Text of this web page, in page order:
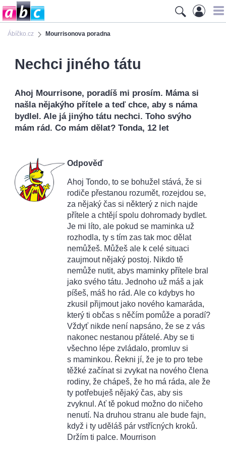
Ábíčko.cz Mourrisonova poradna
Nechci jiného tátu
Ahoj Mourrisone, poradíš mi prosím. Máma si
našla nějakýho přítele a teď chce, aby s náma
bydlel. Ale já jinýho tátu nechci. Toho svýho
mám rád. Co mám dělat? Tonda, 12 let
Odpověď
Ahoj Tondo, to se bohužel stává, že si
rodiče přestanou rozumět, rozejdou se,
za nějaký čas si některý z nich najde
přítele a chtějí spolu dohromady bydlet.
Je mi líto, ale pokud se maminka už
rozhodla, ty s tím zas tak moc dělat
nemůžeš. Můžeš ale k celé situaci
zaujmout nějaký postoj. Nikdo tě
nemůže nutit, abys maminky přítele bral
jako svého tátu. Jednoho už máš a jak
píšeš, máš ho rád. Ale co kdybys ho
zkusil přijmout jako nového kamaráda,
který ti občas s něčím pomůže a poradí?
Vždyť nikde není napsáno, že se z vás
nakonec nestanou přátelé. Aby se ti
všechno lépe zvládalo, promluv si
s maminkou. Řekni jí, že je to pro tebe
těžké začínat si zvykat na nového člena
rodiny, že chápeš, že ho má ráda, ale že
ty potřebuješ nějaký čas, aby sis
zvyknul. Ať tě pokud možno do ničeho
nenutí. Na druhou stranu ale bude fajn,
když i ty uděláš pár vstřícných kroků.
Držím ti palce. Mourrison